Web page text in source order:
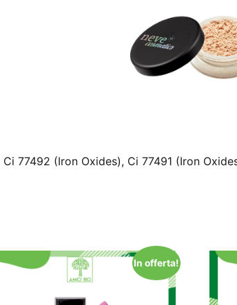
77492 (Iron Oxides), Ci 77491 (Iron
In offerta!